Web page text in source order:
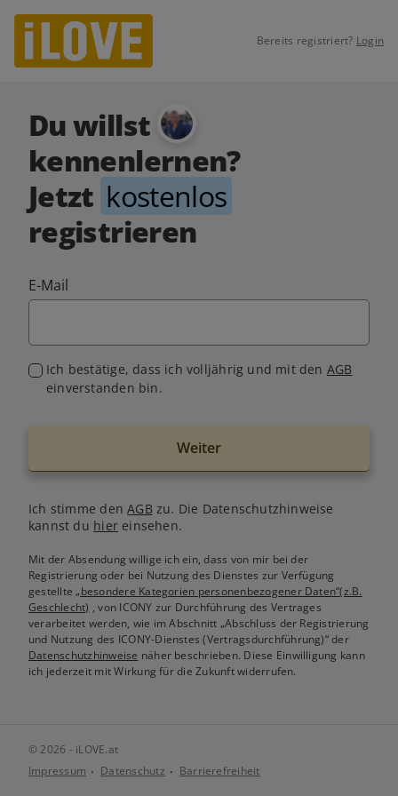
Bereits registriert? Login
Du willst
kennenlernen?
Jetzt kostenlos
registrieren
E-Mail
Ich bestätige, dass ich volljährig und mit den AGB
einverstanden bin.
Weiter
Ich stimme denAGB zu. Die Datenschutzhinweise
kannst du hiereinsehen.
Mit der Absendung willige ich ein, dass von mir bei der
Registrierung oder bei Nutzung des Dienstes zur Verfügung
gestellte„besondere Kategorien personenbezogener Daten“(z.B.
Geschlecht) , von ICONY zur Durchführung des Vertrages
verarbeitet werden, wie im Abschnitt „Abschluss der Registrierung
und Nutzung des ICONY-Dienstes (Vertragsdurchführung)“ der
Datenschutzhinweise näher beschrieben. Diese Einwilligung kann
ich jederzeit mit Wirkung für die Zukunft widerrufen.
© 2026 - iLOVE.at
Impressum
Datenschutz Barrierefreiheit